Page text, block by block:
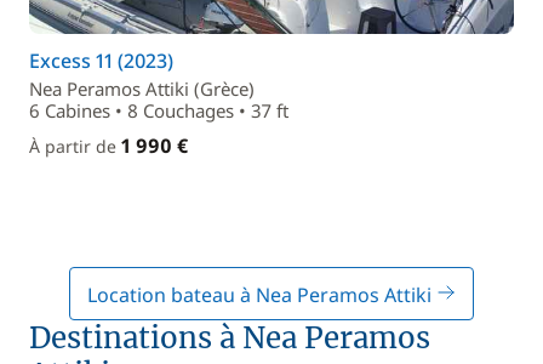
Excess 11 (2023)
Nea Peramos Attiki (Grèce)
6 Cabines • 8 Couchages • 37 ft
À partir de 1 990 €
Location bateau à Nea Peramos Attiki
Destinations à Nea Peramos